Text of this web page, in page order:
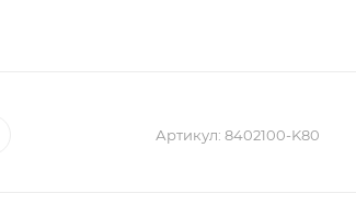
Артикул: 8402100-K80